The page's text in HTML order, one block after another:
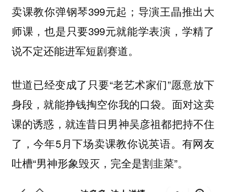
卖课教你弹钢琴399元起；导演王晶推出大
师课，也是只要399元就能学表演，学精了
说不定还能进军短剧赛道。
世道已经变成了只要“老艺术家们”愿意放下
身段，就能挣钱掏空你我的口袋。面对这卖
课的诱惑，就连昔日男神吴彦祖都把持不住
了，今年5月下场卖课教你说英语。有网友
吐槽“男神形象毁灭，完全是割韭菜”。